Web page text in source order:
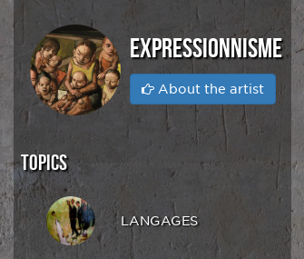
EXPRESSIONNISME
About the artist
TOPICS
LANGAGES